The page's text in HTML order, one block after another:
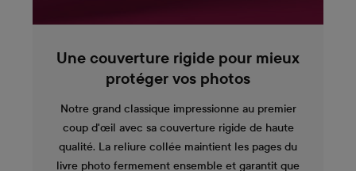
Une couverture rigide pour mieux
protéger vos photos
Notre grand classique impressionne au premier
coup d'œil avec sa couverture rigide de haute
qualité. La reliure collée maintient les pages du
livre photo fermement ensemble et garantit que